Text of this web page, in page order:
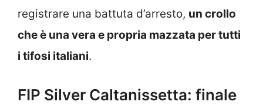
registrare una battuta d’arresto, un crollo
che è una vera e propria mazzata per tutti
i tifosi italiani.
FIP Silver Caltanissetta: finale